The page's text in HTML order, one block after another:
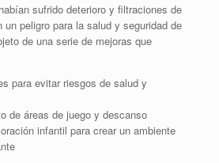
sufrido deterioro y filtraciones de
un peligro para la salud y seguridad de
de una serie de mejoras que
para evitar riesgos de salud y
de áreas de juego y descanso
infantil para crear un ambiente